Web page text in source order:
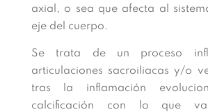
axial, o sea que afecta al
eje del cuerpo.
Se trata de un proceso
articulaciones sacroiliacas y/o
tras la inflamación
calcificación con lo que va